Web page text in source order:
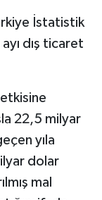
İstatistik
dış ticaret
22,5 milyar
yıla
dolar
mal